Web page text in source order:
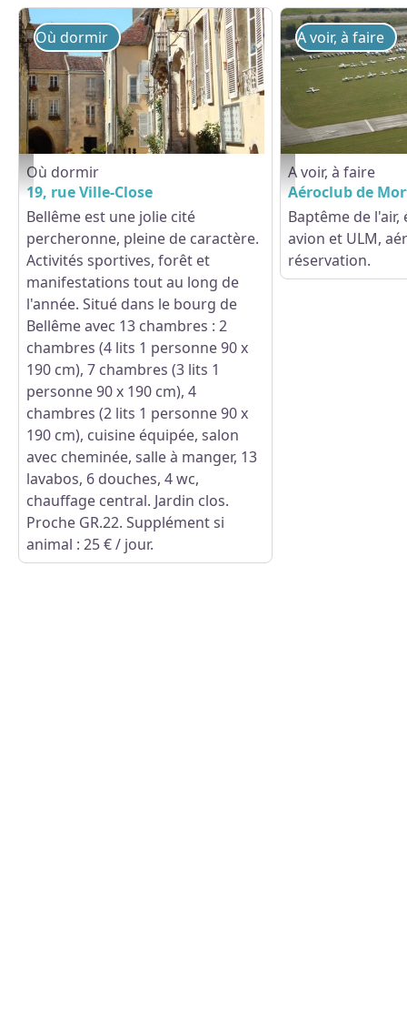
19, rue Ville-Close - © Gites de France Orne
Où dormir
Où dormir
19, rue Ville-Close
Bellême est une jolie cité
percheronne, pleine de caractère.
Activités sportives, forêt et
manifestations tout au long de
l'année. Situé dans le bourg de
Bellême avec 13 chambres : 2
chambres (4 lits 1 personne 90 x
190 cm), 7 chambres (3 lits 1
personne 90 x 190 cm), 4
chambres (2 lits 1 personne 90 x
190 cm), cuisine équipée, salon
avec cheminée, salle à manger, 13
lavabos, 6 douches, 4 wc,
chauffage central. Jardin clos.
Proche GR.22. Supplément si
animal : 25 € / jour.
Aéroclub de Mortagne
A voir, à faire
A voir, à faire
Aéroclub de
Baptême de
avion et ULM,
réservation.